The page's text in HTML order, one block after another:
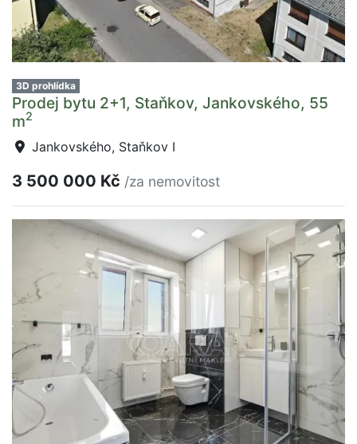
3D prohlídka
Prodej bytu 2+1, Staňkov, Jankovského, 55
m2
Jankovského, Staňkov I
3 500 000 Kč /za nemovitost